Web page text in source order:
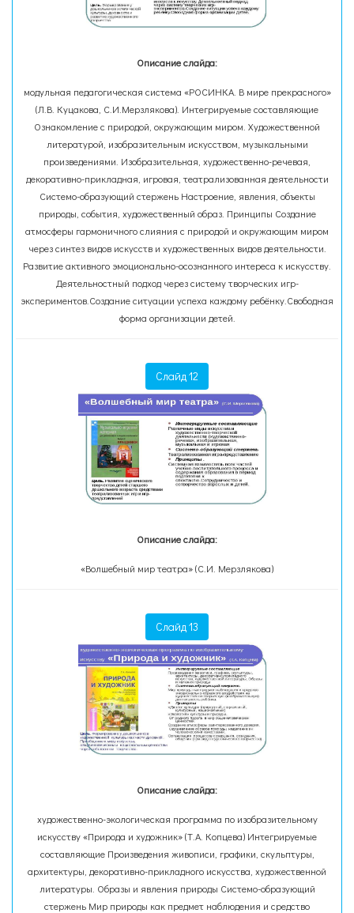
Описание слайда:
модульная педагогическая система «РОСИНКА. В мире прекрасного»
(Л.В. Куцакова, С.И.Мерзлякова). Интегрируемые составляющие
Ознакомление с природой, окружающим миром. Художественной
литературой, изобразительным искусством, музыкальными
произведениями. Изобразительная, художественно-речевая,
декоративно-прикладная, игровая, театрализованная деятельности
Системо-образующий стержень Настроение, явления, объекты
природы, события, художественный образ. Принципы Создание
атмосферы гармоничного слияния с природой и окружающим миром
через синтез видов искусств и художественных видов деятельности.
Развитие активного эмоционально-осознанного интереса к искусству.
Деятельностный подход через систему творческих игр-
экспериментов.Создание ситуации успеха каждому ребёнку.Свободная
форма организации детей.
Слайд 12
Описание слайда:
«Волшебный мир театра» (С.И. Мерзлякова)
Слайд 13
Описание слайда:
художественно-экологическая программа по изобразительному
искусству «Природа и художник» (Т.А. Копцева) Интегрируемые
составляющие Произведения живописи, графики, скульптуры,
архитектуры, декоративно-прикладного искусства, художественной
литературы. Образы и явления природы Системо-образующий
стержень Мир природы как предмет наблюдения и средство